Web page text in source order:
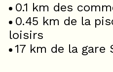
0.1 km des
0.45 km de la
loisirs
17 km de la gare